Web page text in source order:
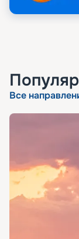
Все